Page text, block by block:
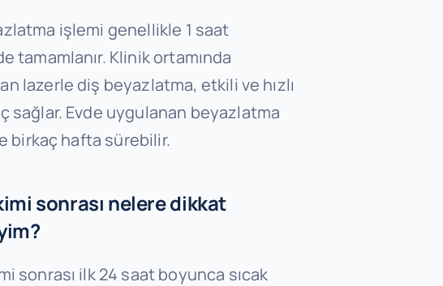
işlemi genellikle 1 saat
tamamlanır. Klinik ortamında
lazerle diş beyazlatma, etkili ve hızlı
sağlar. Evde uygulanan beyazlatma
birkaç hafta sürebilir.
sonrası nelere dikkat
sonrası ilk 24 saat boyunca sıcak